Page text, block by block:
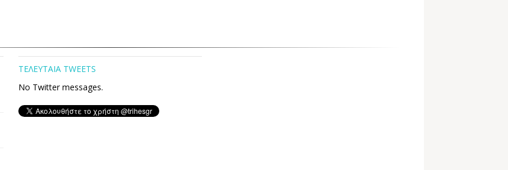
ΤΕΛΕΥΤΑΙΑ TWEETS
No Twitter messages.